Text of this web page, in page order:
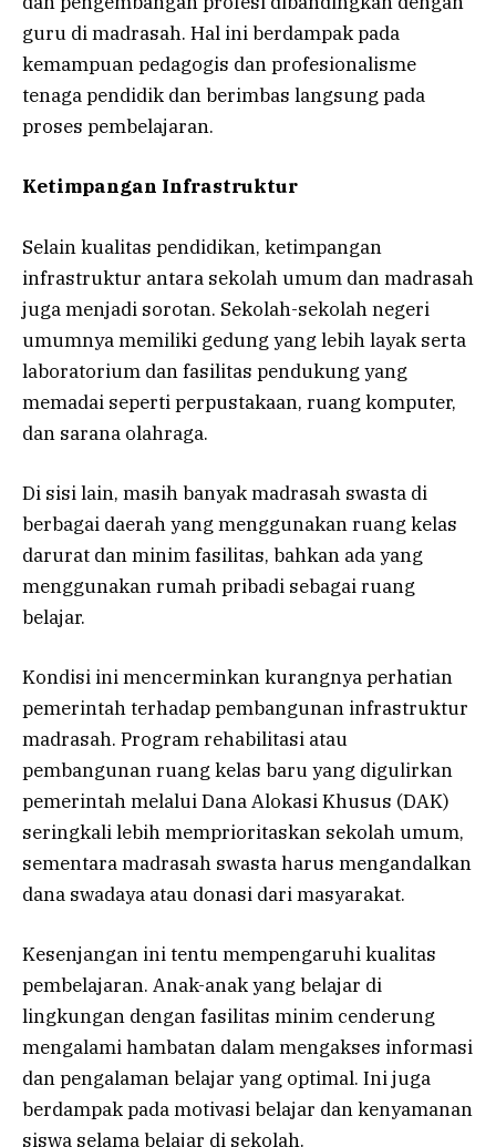
guru di madrasah. Hal ini berdampak pada
kemampuan pedagogis dan profesionalisme
tenaga pendidik dan berimbas langsung pada
proses pembelajaran.
Ketimpangan Infrastruktur
Selain kualitas pendidikan, ketimpangan
infrastruktur antara sekolah umum dan madrasah
juga menjadi sorotan. Sekolah-sekolah negeri
umumnya memiliki gedung yang lebih layak serta
laboratorium dan fasilitas pendukung yang
memadai seperti perpustakaan, ruang komputer,
dan sarana olahraga.
Di sisi lain, masih banyak madrasah swasta di
berbagai daerah yang menggunakan ruang kelas
darurat dan minim fasilitas, bahkan ada yang
menggunakan rumah pribadi sebagai ruang
belajar.
Kondisi ini mencerminkan kurangnya perhatian
pemerintah terhadap pembangunan infrastruktur
madrasah. Program rehabilitasi atau
pembangunan ruang kelas baru yang digulirkan
pemerintah melalui Dana Alokasi Khusus (DAK)
seringkali lebih memprioritaskan sekolah umum,
sementara madrasah swasta harus mengandalkan
dana swadaya atau donasi dari masyarakat.
Kesenjangan ini tentu mempengaruhi kualitas
pembelajaran. Anak-anak yang belajar di
lingkungan dengan fasilitas minim cenderung
mengalami hambatan dalam mengakses informasi
dan pengalaman belajar yang optimal. Ini juga
berdampak pada motivasi belajar dan kenyamanan
siswa selama belajar di sekolah.